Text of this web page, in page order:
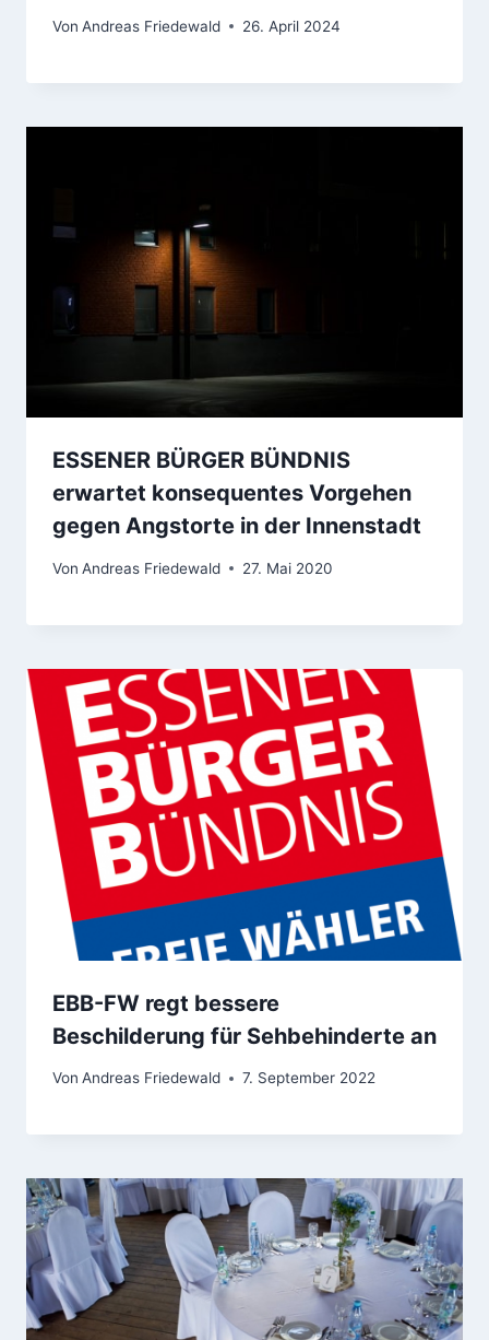
Von Andreas Friedewald 26. April 2024
ESSENER BÜRGER BÜNDNIS
erwartet konsequentes Vorgehen
gegen Angstorte in der Innenstadt
Von Andreas Friedewald 27. Mai 2020
EBB-FW regt bessere
Beschilderung für Sehbehinderte an
Von Andreas Friedewald 7. September 2022